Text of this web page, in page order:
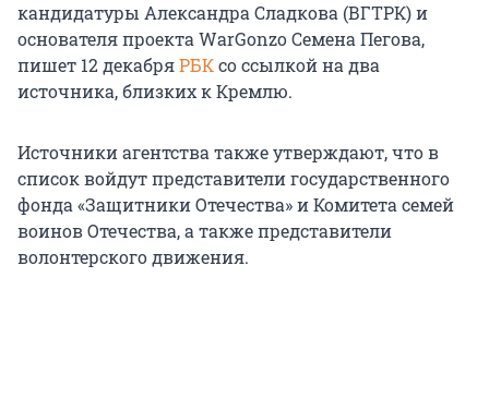
кандидатуры Александра Сладкова (ВГТРК) и
основателя проекта WarGonzo Семена Пегова,
пишет 12 декабряРБКсо ссылкой на два
источника, близких к Кремлю.
Источники агентства также утверждают, что в
список войдут представители государственного
фонда «Защитники Отечества» и Комитета семей
воинов Отечества, а также представители
волонтерского движения.